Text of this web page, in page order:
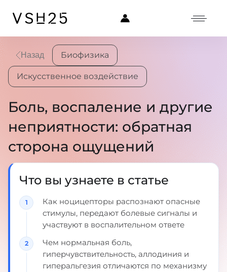
Назад Биофизика
Искусственное воздействие
Боль, воспаление и другие
неприятности: обратная
сторона ощущений
Что вы узнаете в статье
Как ноцицепторы распознают опасные
стимулы, передают болевые сигналы и
участвуют в воспалительном ответе
Чем нормальная боль,
гиперчувствительность, аллодиния и
гиперальгезия отличаются по механизму